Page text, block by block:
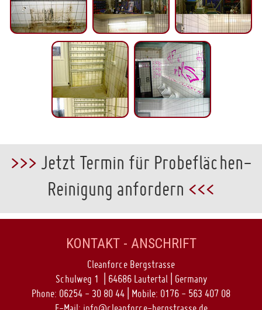
>>> Jetzt Termin für Probeflächen-
Reinigung anfordern <<<
KONTAKT - ANSCHRIFT
Cleanforce Bergstrasse
Schulweg 1 | 64686 Lautertal | Germany
Phone: 06254 - 30 80 44 | Mobile: 0176 - 563 407 08